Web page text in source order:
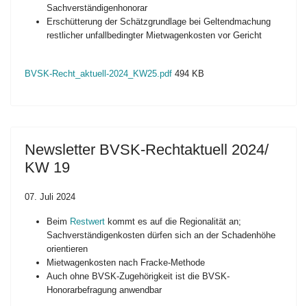
Sachverständigenhonorar
Erschütterung der Schätzgrundlage bei Geltendmachung
restlicher unfallbedingter Mietwagenkosten vor Gericht
BVSK-Recht_aktuell-2024_KW25.pdf 494 KB
Newsletter BVSK-Rechtaktuell 2024/
KW 19
07. Juli 2024
Beim Restwert kommt es auf die Regionalität an;
Sachverständigenkosten dürfen sich an der Schadenhöhe
orientieren
Mietwagenkosten nach Fracke-Methode
Auch ohne BVSK-Zugehörigkeit ist die BVSK-
Honorarbefragung anwendbar